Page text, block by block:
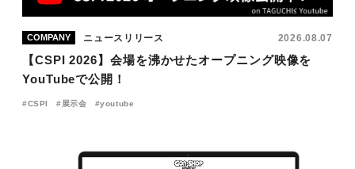
COMPANY ニュースリリース 2026.08.07
【CSPI 2026】会場を沸かせたオープニング映像を
YouTubeで公開！
CSPI 展示会 youtube